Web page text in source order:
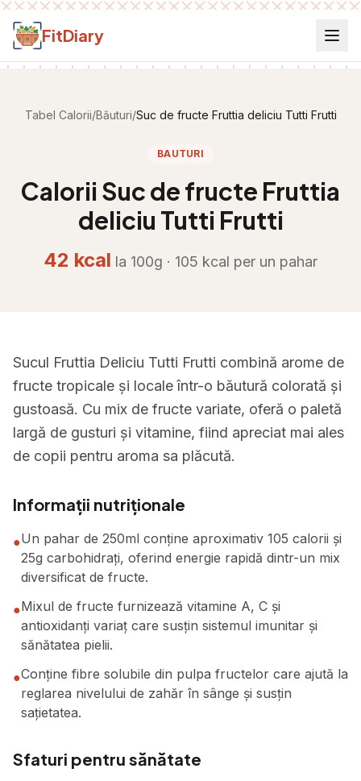
Salt la conținut
FitDiary
Tabel Calorii/Băuturi/Suc de fructe Fruttia deliciu Tutti Frutti
BAUTURI
Calorii Suc de fructe Fruttia
deliciu Tutti Frutti
42 kcal la 100g · 105 kcal per un pahar
Sucul Fruttia Deliciu Tutti Frutti combină arome de
fructe tropicale și locale într-o băutură colorată și
gustoasă. Cu mix de fructe variate, oferă o paletă
largă de gusturi și vitamine, fiind apreciat mai ales
de copii pentru aroma sa plăcută.
Informații nutriționale
●Un pahar de 250ml conține aproximativ 105 calorii și
25g carbohidrați, oferind energie rapidă dintr-un mix
diversificat de fructe.
●Mixul de fructe furnizează vitamine A, C și
antioxidanți variaț care susțin sistemul imunitar și
sănătatea pielii.
●Conține fibre solubile din pulpa fructelor care ajută la
reglarea nivelului de zahăr în sânge și susțin
sațietatea.
Sfaturi pentru sănătate